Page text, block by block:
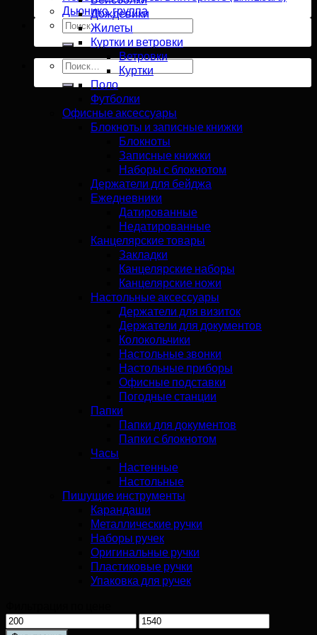
Дьюнико, группа
Искать:
Искать:
Дождевики
Жилеты
Куртки и ветровки
Ветровки
Куртки
Поло
Футболки
Офисные аксессуары
Блокноты и записные книжки
Блокноты
Записные книжки
Наборы с блокнотом
Держатели для бейджа
Ежедневники
Датированные
Недатированные
Канцелярские товары
Закладки
Канцелярские наборы
Канцелярские ножи
Настольные аксессуары
Держатели для визиток
Держатели для документов
Колокольчики
Настольные звонки
Настольные приборы
Офисные подставки
Погодные станции
Папки
Папки для документов
Папки с блокнотом
Часы
Настенные
Настольные
Пишущие инструменты
Карандаши
Металлические ручки
Наборы ручек
Оригинальные ручки
Пластиковые ручки
Упаковка для ручек
Минимальная
Максимальная